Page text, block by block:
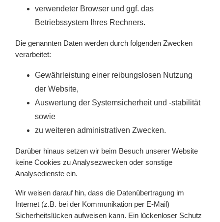
verwendeter Browser und ggf. das
Betriebssystem Ihres Rechners.
Die genannten Daten werden durch folgenden Zwecken
verarbeitet:
Gewährleistung einer reibungslosen Nutzung
der Website,
Auswertung der Systemsicherheit und -stabilität
sowie
zu weiteren administrativen Zwecken.
Darüber hinaus setzen wir beim Besuch unserer Website
keine Cookies zu Analysezwecken oder sonstige
Analysedienste ein.
Wir weisen darauf hin, dass die Datenübertragung im
Internet (z.B. bei der Kommunikation per E-Mail)
Sicherheitslücken aufweisen kann. Ein lückenloser Schutz